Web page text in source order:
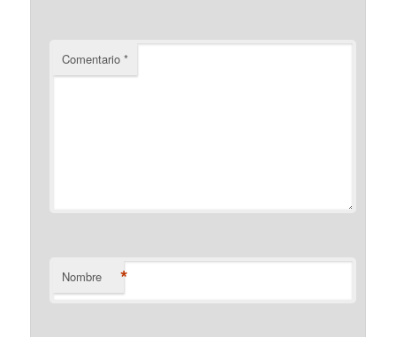
Comentario*
Nombre *